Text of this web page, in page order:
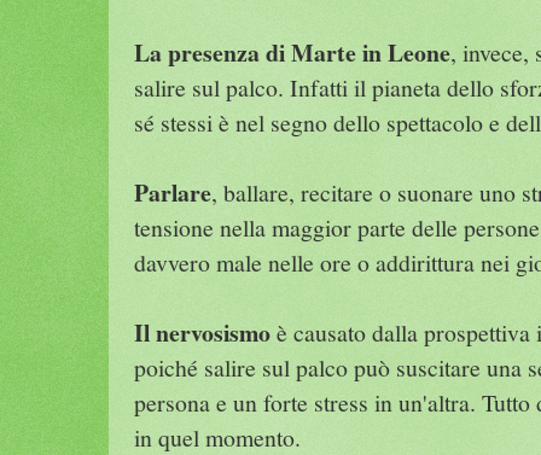
La presenza di Marte in Leone, invece,
salire sul palco. Infatti il pianeta dello
sé stessi è nel segno dello spettacolo e
Parlare, ballare, recitare o suonare uno
tensione nella maggior parte delle
davvero male nelle ore o addirittura nei
Il nervosismoè causato dalla
poiché salire sul palco può suscitare una
persona e un forte stress in un'altra. Tutto
in quel momento.